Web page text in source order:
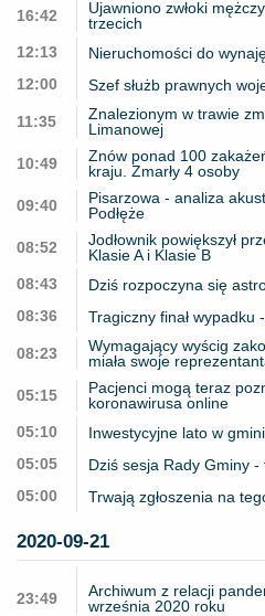
16:42
Ujawniono zwłoki
trzecich
12:13
Nieruchomości do
12:00
Szef służb prawnych
11:35
Znalezionym w trawie
Limanowej
10:49
Znów ponad 100
kraju. Zmarły 4 osoby
09:40
Pisarzowa - analiza
Podłęże
08:52
Jodłownik powiększył
Klasie A i Klasie B
08:43
Dziś rozpoczyna się
08:36
Tragiczny finał wypadku
08:23
Wymagający wyścig
miała swoje
05:15
Pacjenci mogą teraz
koronawirusa online
05:10
Inwestycyjne lato w
05:05
Dziś sesja Rady Gminy
05:00
Trwają zgłoszenia na
2020-09-21
23:49
Archiwum z relacji
września 2020 roku